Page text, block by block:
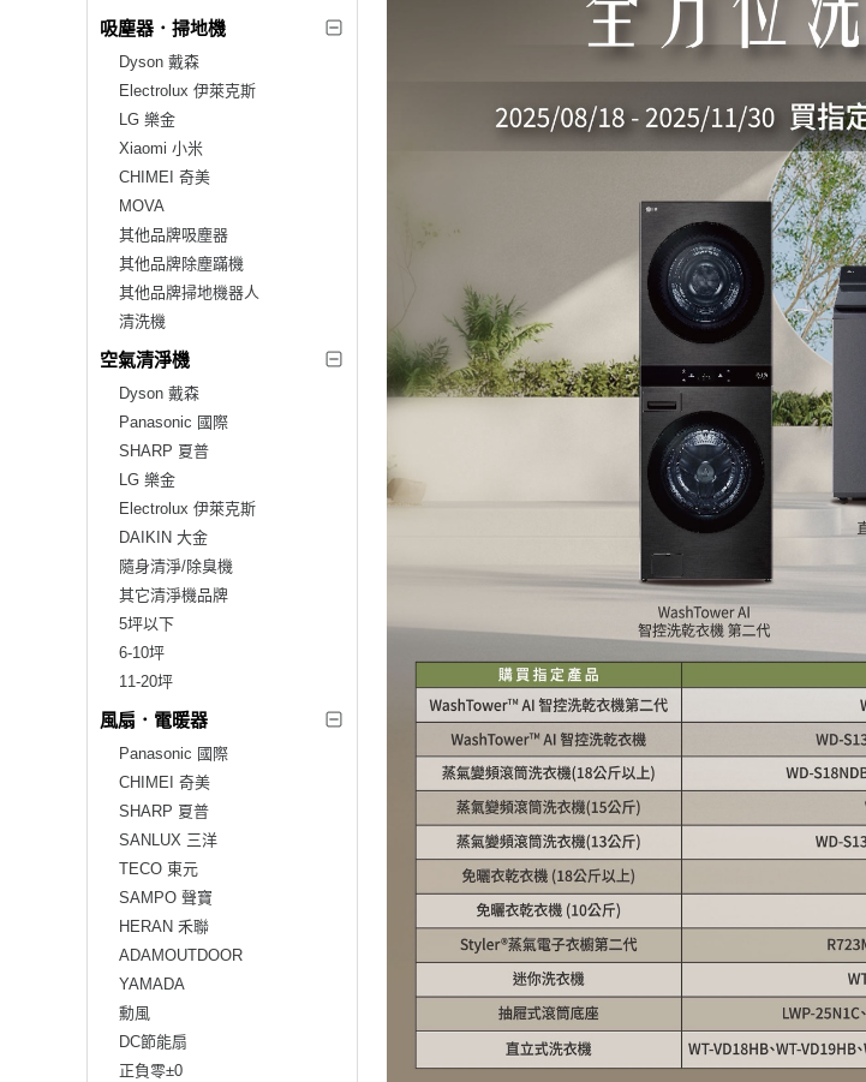
吸塵器．掃地機
Dyson 戴森
Electrolux 伊萊克斯
LG 樂金
Xiaomi 小米
CHIMEI 奇美
MOVA
其他品牌吸塵器
其他品牌除塵蹣機
其他品牌掃地機器人
清洗機
空氣清淨機
Dyson 戴森
Panasonic 國際
SHARP 夏普
LG 樂金
Electrolux 伊萊克斯
DAIKIN 大金
隨身清淨/除臭機
其它清淨機品牌
5坪以下
6-10坪
11-20坪
風扇．電暖器
Panasonic 國際
CHIMEI 奇美
SHARP 夏普
SANLUX 三洋
TECO 東元
SAMPO 聲寶
HERAN 禾聯
ADAMOUTDOOR
YAMADA
勳風
DC節能扇
正負零±0